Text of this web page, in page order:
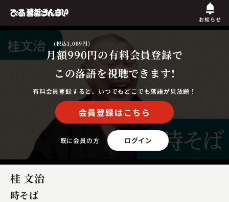
お知らせ
月額990円
(税込1,089円)
の有料会員登録で
この落語を視聴できます!
有料会員登録すると、いつでもどこでも落語が見放題！
会員登録はこちら
既に会員の方 ログイン
桂 文治
時そば